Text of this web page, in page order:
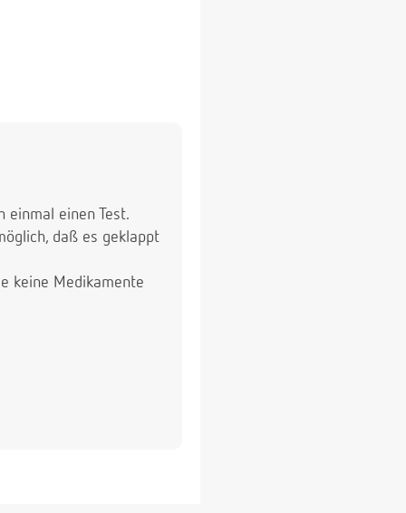
einmal einen Test.
daß es geklappt
keine Medikamente